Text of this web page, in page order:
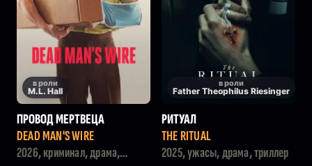
в роли
M.L. Hall
ПРОВОД МЕРТВЕЦА
DEAD MAN'S WIRE
2026, криминал, драма,
в роли
Father Theophilus Riesinger
РИТУАЛ
THE RITUAL
2025, ужасы, драма, триллер